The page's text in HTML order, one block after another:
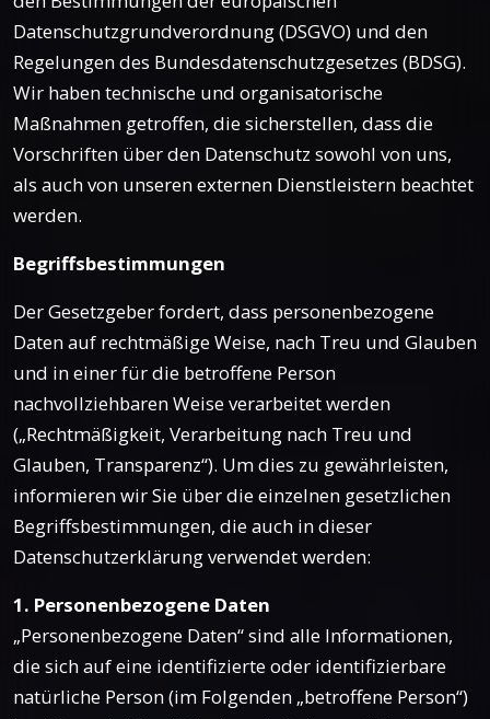
Datenschutzgrundverordnung (DSGVO) und den
Regelungen des Bundesdatenschutzgesetzes (BDSG).
Wir haben technische und organisatorische
Maßnahmen getroffen, die sicherstellen, dass die
Vorschriften über den Datenschutz sowohl von uns,
als auch von unseren externen Dienstleistern beachtet
werden.
Begriffsbestimmungen
Der Gesetzgeber fordert, dass personenbezogene
Daten auf rechtmäßige Weise, nach Treu und Glauben
und in einer für die betroffene Person
nachvollziehbaren Weise verarbeitet werden
(„Rechtmäßigkeit, Verarbeitung nach Treu und
Glauben, Transparenz“). Um dies zu gewährleisten,
informieren wir Sie über die einzelnen gesetzlichen
Begriffsbestimmungen, die auch in dieser
Datenschutzerklärung verwendet werden:
1. Personenbezogene Daten
„Personenbezogene Daten“ sind alle Informationen,
die sich auf eine identifizierte oder identifizierbare
natürliche Person (im Folgenden „betroffene Person“)